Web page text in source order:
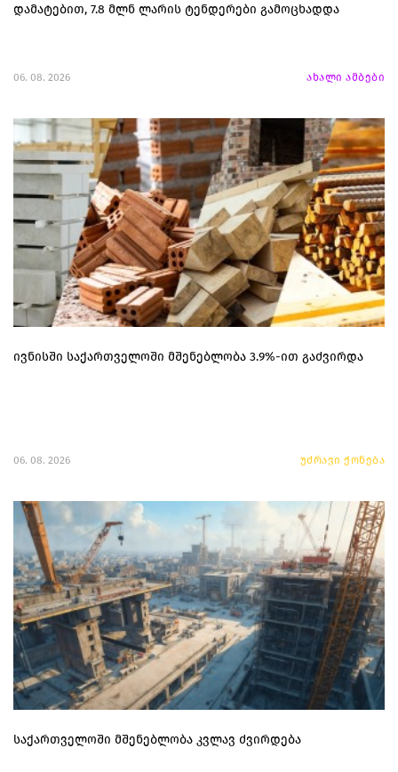
დამატებით, 7.8 მლნ ლარის ტენდერები გამოცხადდა
06. 08. 2026 ახალი ამბები
ივნისში საქართველოში მშენებლობა 3.9%-ით გაძვირდა
06. 08. 2026 უძრავი ქონება
საქართველოში მშენებლობა კვლავ ძვირდება